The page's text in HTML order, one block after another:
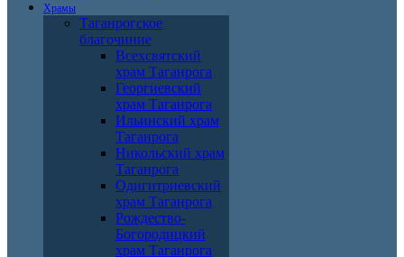
Храмы
Таганрогское
благочиние
Всехсвятский
храм Таганрога
Георгиевский
храм Таганрога
Ильинский храм
Таганрога
Никольский храм
Таганрога
Одигитриевский
храм Таганрога
Рождество-
Богородицкий
храм Таганрога